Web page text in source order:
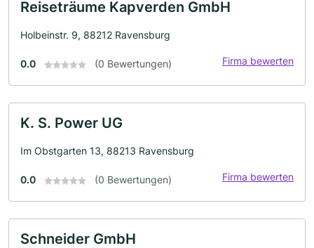
Reiseträume Kapverden GmbH
Holbeinstr. 9, 88212 Ravensburg
0.0 (0 Bewertungen) Firma bewerten
K. S. Power UG
Im Obstgarten 13, 88213 Ravensburg
0.0 (0 Bewertungen) Firma bewerten
Schneider GmbH